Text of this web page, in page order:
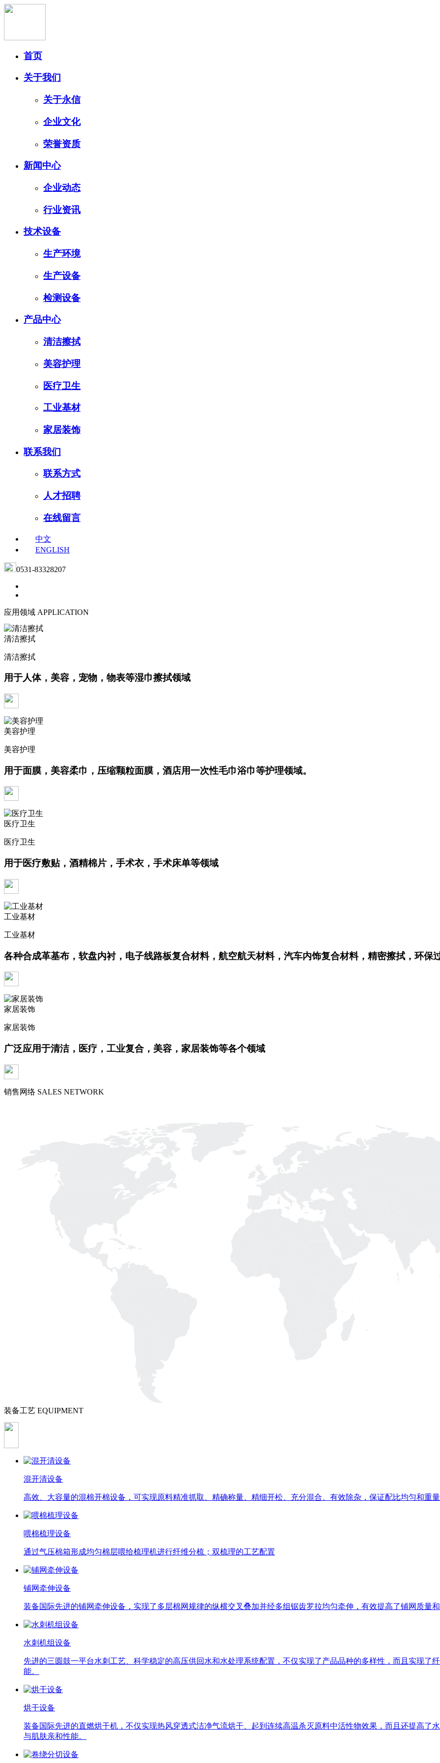
首页
关于我们
关于永信
企业文化
荣誉资质
新闻中心
企业动态
行业资讯
技术设备
生产环境
生产设备
检测设备
产品中心
清洁擦拭
美容护理
医疗卫生
工业基材
家居装饰
联系我们
联系方式
人才招聘
在线留言
中文
ENGLISH
0531-83328207
应用领域 APPLICATION
清洁擦拭
清洁擦拭
用于人体，美容，宠物，物表等湿巾擦拭领域
美容护理
美容护理
用于面膜，美容柔巾，压缩颗粒面膜，酒店用一次性毛巾浴巾等护理领域。
医疗卫生
医疗卫生
用于医疗敷贴，酒精棉片，手术衣，手术床单等领域
工业基材
工业基材
各种合成革基布，软盘内衬，电子线路板复合材料，航空航天材料，汽车内饰复合材料，精密擦拭，环保
家居装饰
家居装饰
广泛应用于清洁，医疗，工业复合，美容，家居装饰等各个领域
销售网络 SALES NETWORK
装备工艺 EQUIPMENT
混开清设备
高效、大容量的混棉开棉设备，可实现原料精准抓取、精确称量、精细开松、充分混合、有效除杂，保证配比均匀和重量
喂棉梳理设备
通过气压棉箱形成均匀棉层喂给梳理机进行纤维分梳；双梳理的工艺配置
铺网牵伸设备
装备国际先进的铺网牵伸设备，实现了多层棉网规律的纵横交叉叠加并经多组锯齿罗拉均匀牵伸，有效提高了铺网质量
水刺机组设备
先进的三圆鼓一平台水刺工艺、科学稳定的高压供回水和水处理系统配置，不仅实现了产品品种的多样性，而且实现了
能。
烘干设备
装备国际先进的直燃烘干机，不仅实现热风穿透式洁净气流烘干、起到连续高温杀灭原料中活性物效果，而且还提高了
与肌肤亲和性能。